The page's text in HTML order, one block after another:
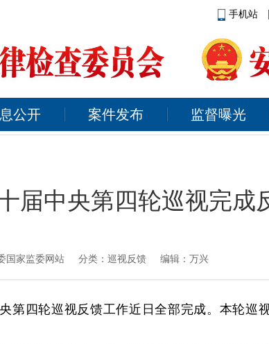
手机站
公开 案件发布 监督曝光
届中央第四轮巡视完成
国家监委网站 分类：巡视反馈 编辑：万兴
第四轮巡视反馈工作近日全部完成。本轮巡